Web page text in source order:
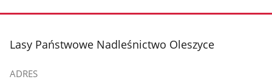
stopka
Lasy Państwowe Nadleśnictwo Oleszyce
ADRES